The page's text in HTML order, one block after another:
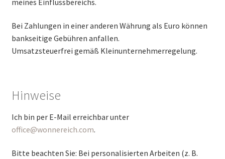
Bei Zahlungen in einer anderen Währung als Euro können
bankseitige Gebühren anfallen.
Umsatzsteuerfrei gemäß Kleinunternehmerregelung.
Hinweise
Ich bin per E-Mail erreichbar unter
office@wonnereich.com.
Bitte beachten Sie: Bei personalisierten Arbeiten (z. B.